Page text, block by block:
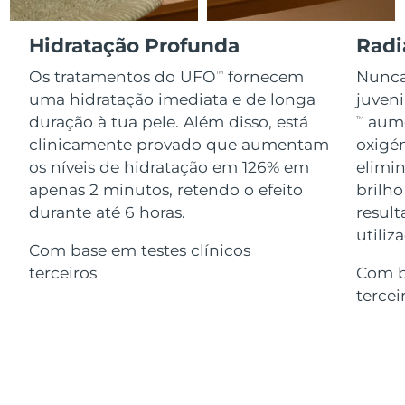
Hidratação Profunda
Os tratamentos do UFOTM
fornecem
uma hidratação imediata e de longa
duração à tua pele. Além disso, está
clinicamente provado que aumentam
os níveis de hidratação em 126% em
apenas 2 minutos, retendo o efeito
durante até 6 horas.
Com base em testes clínicos
terceiros
TM
brilho
Com
Advanced pore care essentials
Serum
issa™ Teeth Whitening Gel
18% PAP
Cosméticos Homens
Comprar todos
SOBRE
Israel Entrega prevista 8/12/26
Itália Entrega prevista 8/8/26
Japão Entrega prevista 8/11/26
Jersey Entrega prevista 8/13/26
Cazaquistão 8/10/26
Kuwait Entrega prevista
8/8/26